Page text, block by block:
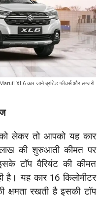
Maruti XL6 कार जाने ब्रांडेड फीचर्स और लग्जरी
लेकर तो आपको यह कार
की शुरुआती कीमत पर
टॉप वैरियंट की कीमत
है। यह कार 16 किलोमीटर
रखती है इसकी टॉप